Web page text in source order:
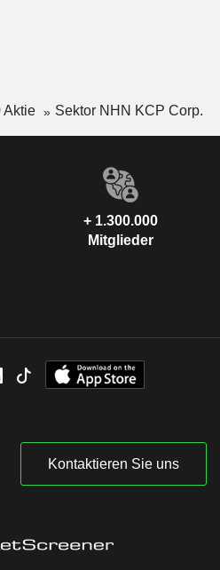
Aktie Sektor NHN KCP Corp.
+ 1.300.000
Mitglieder
Kontaktieren Sie uns